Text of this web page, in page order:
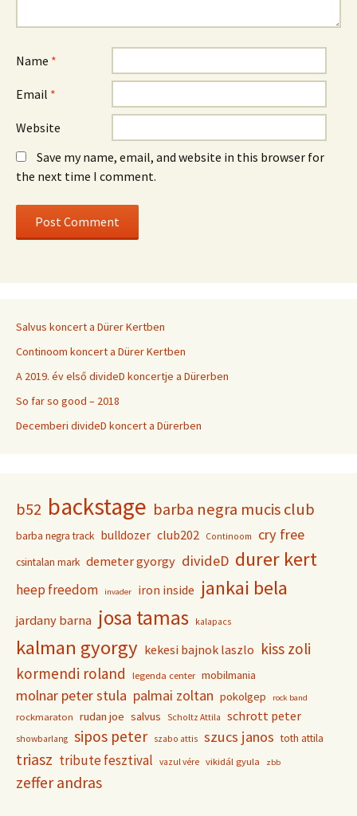
Name *
Email *
Website
Save my name, email, and website in this browser for
the next time I comment.
Salvus koncert a Dürer Kertben
Continoom koncert a Dürer Kertben
A 2019. év első divideD koncertje a Dürerben
So far so good – 2018
Decemberi divideD koncert a Dürerben
b52 backstage barba negra mucis club
barba negra track bulldozer club202 Continoom cry free
csintalan mark demeter gyorgy divideD durer kert
heep freedom invader iron inside jankai bela
jardany barna josa tamas kalapacs
kalman gyorgy kekesi bajnok laszlo kiss zoli
kormendi roland
legenda center mobilmania
molnar peter stula palmai zoltan pokolgep rock band
rockmaraton rudan joe salvus Scholtz Attila schrott peter
showbarlang sipos peter szabo attis szucs janos toth attila
triasz tribute fesztival vazul vére vikidál gyula zbb
zeffer andras